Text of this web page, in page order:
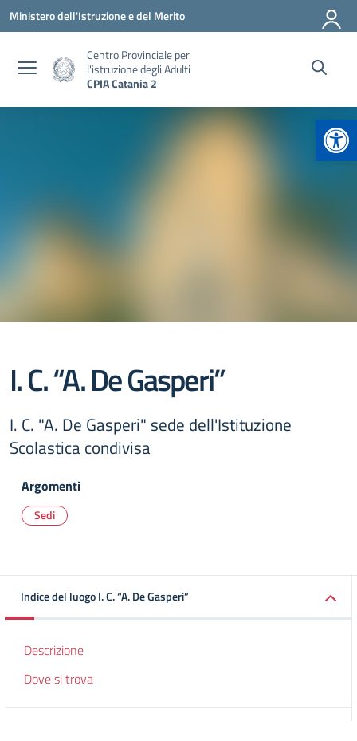
Vai ai contenuti
Vai al menu di navigazione
Vai al footer
Ministero dell'Istruzione e del Merito
Centro Provinciale per
l'istruzione degli Adulti
CPIA Catania 2
I. C. “A. De Gasperi”
I. C. "A. De Gasperi" sede dell'Istituzione
Scolastica condivisa
Argomenti
Sedi
Indice del luogo I. C. “A. De Gasperi”
Descrizione
Dove si trova